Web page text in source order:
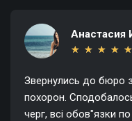
Анастасия
★ ★ ★ ★ ★
★ ★ ★ ★ ★
Звернулись до бюро
похорон.
черг, всі обов"язки